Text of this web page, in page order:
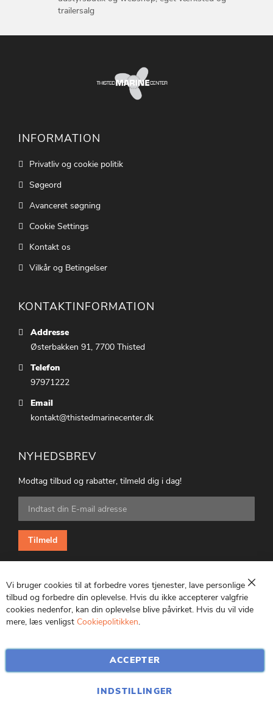
trailersalg
INFORMATION
Privatliv og cookie politik
Søgeord
Avanceret søgning
Cookie Settings
Kontakt os
Vilkår og Betingelser
KONTAKTINFORMATION
Addresse
Østerbakken 91, 7700 Thisted
Telefon
97971222
Email
kontakt@thistedmarinecenter.dk
NYHEDSBREV
Modtag tilbud og rabatter, tilmeld dig i dag!
Tilmeld
dig
vores
nyhedsbrev:
Tilmeld
CVR: 25847369
Luk
Vi bruger cookies til at forbedre vores tjenester, lave personlige
tilbud og forbedre din oplevelse. Hvis du ikke accepterer valgfrie
cookies nedenfor, kan din oplevelse blive påvirket. Hvis du vil vide
mere, læs venligst Cookiepolitikken.
ACCEPTER
INDSTILLINGER